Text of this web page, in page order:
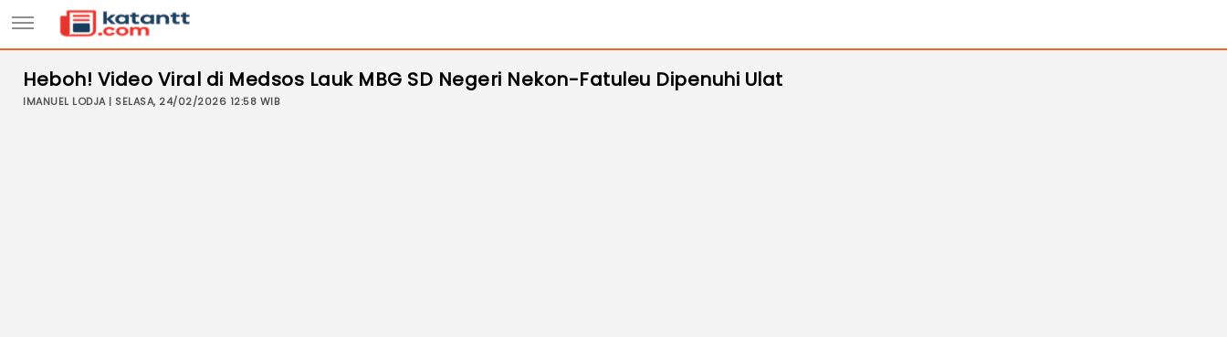
Heboh! Video Viral di Medsos Lauk MBG SD Negeri Nekon-Fatuleu Dipenuhi Ulat
IMANUEL LODJA | SELASA, 24/02/2026 12:58 WIB